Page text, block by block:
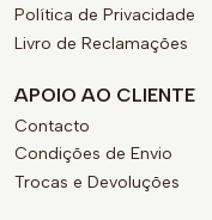
Política de Privacidade
Livro de Reclamações
APOIO AO CLIENTE
Contacto
Condições de Envio
Trocas e Devoluções